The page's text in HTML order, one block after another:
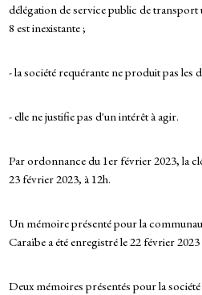
délégation de service public de
8 est inexistante ;
- la société requérante ne produit pas les
- elle ne justifie pas d'un intérêt à agir.
Par ordonnance du 1er février 2023, la
23 février 2023, à 12h.
Un mémoire présenté pour la
Caraïbe a été enregistré le 22 février
Deux mémoires présentés pour la